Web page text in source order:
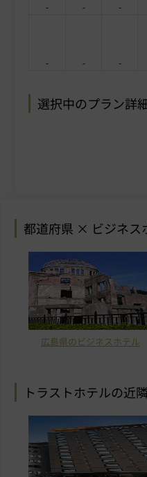
- - -
- - -
選択中のプラン詳
都道府県 × ビジネス
広島県のビジネスホテル
トラストホテルの近